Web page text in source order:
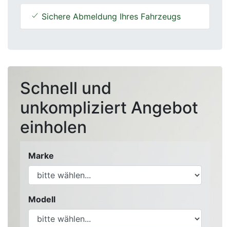
Sichere Abmeldung Ihres Fahrzeugs
Schnell und
unkompliziert Angebot
einholen
Marke
Modell